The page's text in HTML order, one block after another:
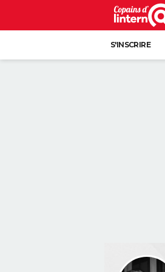
S'INSCRIRE